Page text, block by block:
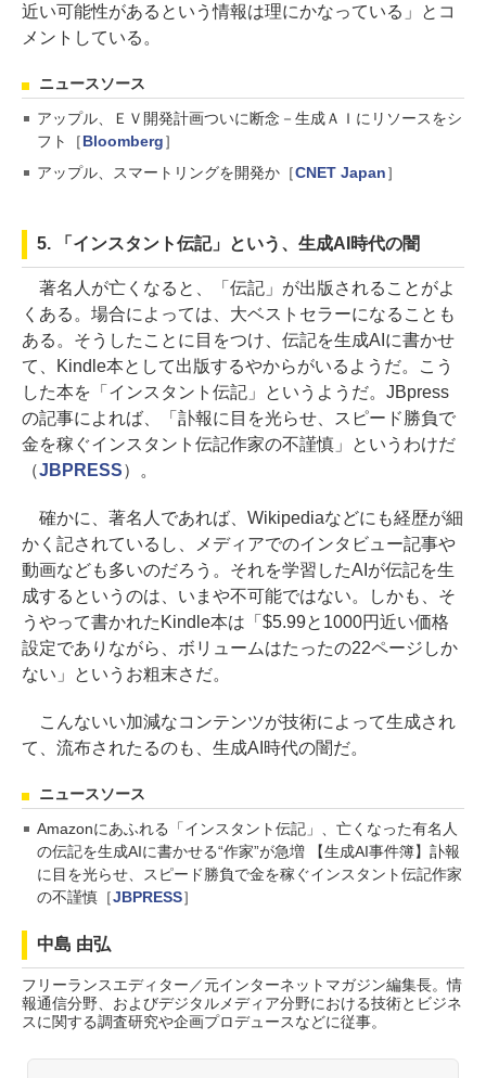
近い可能性があるという情報は理にかなっている」とコ
メントしている。
ニュースソース
アップル、ＥＶ開発計画ついに断念－生成ＡＩにリソースをシ
フト［Bloomberg］
アップル、スマートリングを開発か［CNET Japan］
5. 「インスタント伝記」という、生成AI時代の闇
著名人が亡くなると、「伝記」が出版されることがよ
くある。場合によっては、大ベストセラーになることも
ある。そうしたことに目をつけ、伝記を生成AIに書かせ
て、Kindle本として出版するやからがいるようだ。こう
した本を「インスタント伝記」というようだ。JBpress
の記事によれば、「訃報に目を光らせ、スピード勝負で
金を稼ぐインスタント伝記作家の不謹慎」というわけだ
（JBPRESS）。
確かに、著名人であれば、Wikipediaなどにも経歴が細
かく記されているし、メディアでのインタビュー記事や
動画なども多いのだろう。それを学習したAIが伝記を生
成するというのは、いまや不可能ではない。しかも、そ
うやって書かれたKindle本は「$5.99と1000円近い価格
設定でありながら、ボリュームはたったの22ページしか
ない」というお粗末さだ。
こんないい加減なコンテンツが技術によって生成され
て、流布されたるのも、生成AI時代の闇だ。
ニュースソース
Amazonにあふれる「インスタント伝記」、亡くなった有名人
の伝記を生成AIに書かせる“作家”が急増 【生成AI事件簿】訃報
に目を光らせ、スピード勝負で金を稼ぐインスタント伝記作家
の不謹慎［JBPRESS］
中島 由弘
フリーランスエディター／元インターネットマガジン編集長。情
報通信分野、およびデジタルメディア分野における技術とビジネ
スに関する調査研究や企画プロデュースなどに従事。